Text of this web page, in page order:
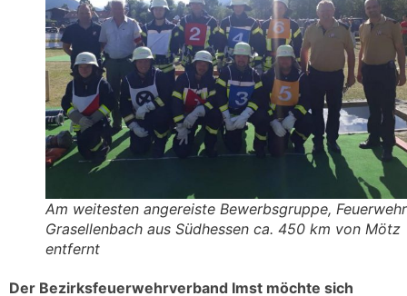
Am weitesten angereiste Bewerbsgruppe, Feuerwehr
Grasellenbach aus Südhessen ca. 450 km von Mötz
entfernt
Der Bezirksfeuerwehrverband Imst möchte sich